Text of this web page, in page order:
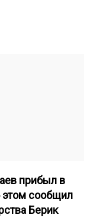
прибыл в
сообщил
Берик